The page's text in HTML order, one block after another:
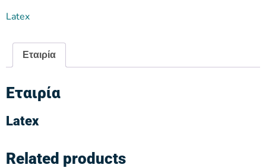
Latex
Εταιρία
Εταιρία
Latex
Related products